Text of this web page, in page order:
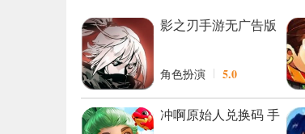
影之刃手游无广告版
角色扮演 5.0
冲啊原始人兑换码 手